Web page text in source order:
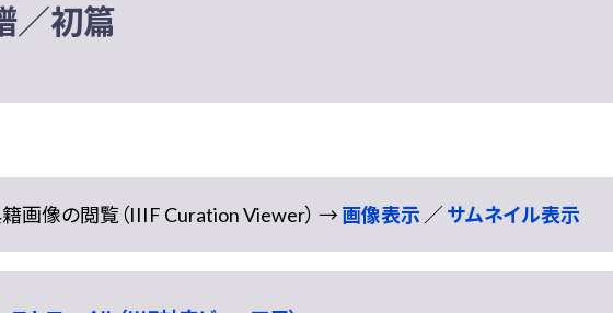
／初篇
画像の閲覧（IIIF Curation Viewer） →画像表示 ／サムネイル表示